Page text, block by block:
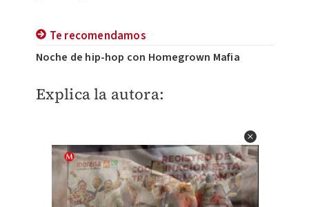
Te recomendamos
Noche de hip-hop con Homegrown Mafia
Explica la autora: